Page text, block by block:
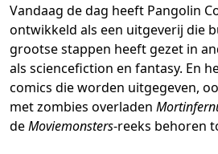
CART
PARTNERS
REDEEM
Vandaag de dag heeft Pangolin
ontwikkeld als een uitgeverij die
grootse stappen heeft gezet in
als sciencefiction en fantasy. En
comics die worden uitgegeven,
met zombies overladen
deMoviemonsters-reeks behoren